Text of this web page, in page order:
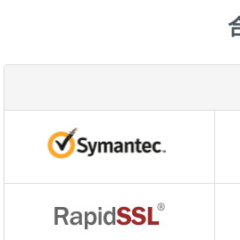
为什么企业型SSL证书? 证书包含企业信息，点击